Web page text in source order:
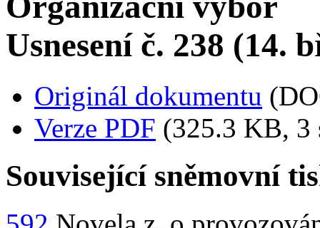
Usnesení č. 238 (14.
Originál dokumentu
Verze PDF (325.3 KB, 3
Související sněmovní